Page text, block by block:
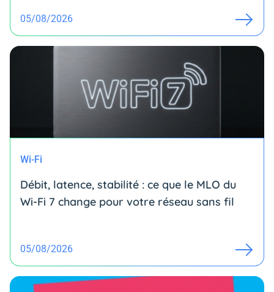
05/08/2026
Wi-Fi
Débit, latence, stabilité : ce que le MLO du
Wi-Fi 7 change pour votre réseau sans fil
05/08/2026